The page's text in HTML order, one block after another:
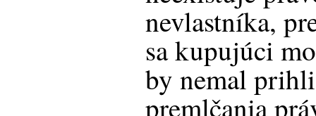
nevlastníka,
sa kupujúci
by nemal
premlčania